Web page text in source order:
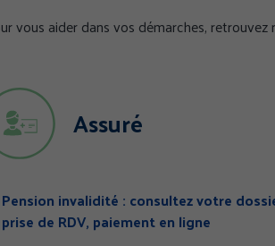
vous aider dans vos démarches,
Assuré
Pension invalidité : consultez votre
prise de RDV, paiement en ligne